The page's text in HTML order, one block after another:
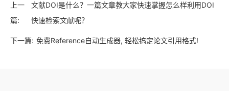
上一
篇:
文献DOI是什么？一篇文章教大家快速掌握怎么样利用DOI
快速检索文献呢？
下一篇: 免费Reference自动生成器, 轻松搞定论文引用格式!